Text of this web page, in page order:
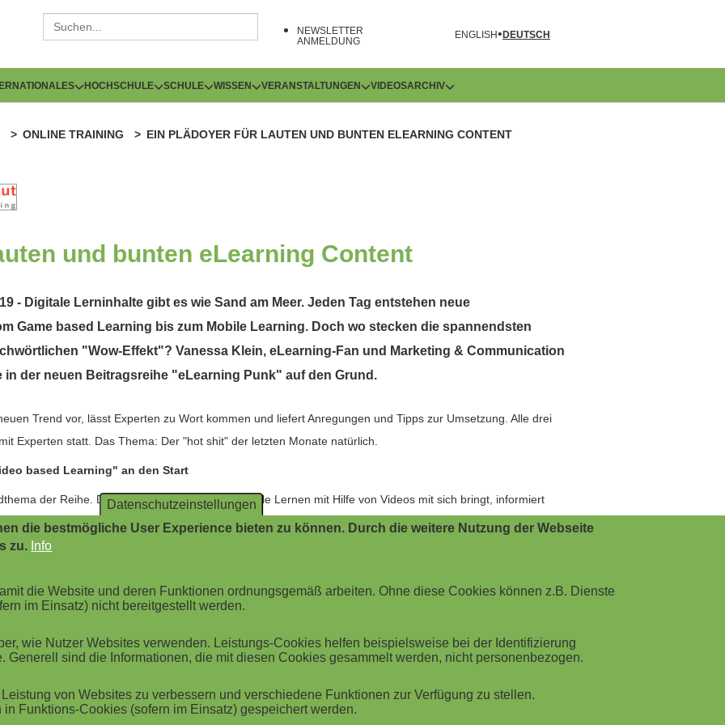
NEWSLETTER
ANMELDUNG
ENGLISH DEUTSCH
HOCHSCHULE SCHULE WISSEN VERANSTALTUNGEN VIDEOSARCHIV
ONLINE TRAINING EIN PLÄDOYER FÜR LAUTEN UND BUNTEN ELEARNING CONTENT
und bunten eLearning Content
- Digitale Lerninhalte gibt es wie Sand am Meer. Jeden Tag entstehen neue
Game based Learning bis zum Mobile Learning. Doch wo stecken die spannendsten
"Wow-Effekt"? Vanessa Klein, eLearning-Fan und Marketing & Communication
in der neuen Beitragsreihe "eLearning Punk" auf den Grund.
Trend vor, lässt Experten zu Wort kommen und liefert Anregungen und Tipps zur Umsetzung. Alle drei
Experten statt. Das Thema: Der "hot shit" der letzten Monate natürlich.
based Learning" an den Start
der Reihe. Der Beitrag verrät, welche Vorteile Lernen mit Hilfe von Videos mit sich bringt, informiert
und liefert Tipps zur Erstellung von Trainingsvideos.
GAME BASED LEARNING MOBILE LEARNING
Datenschutzeinstellungen
die bestmögliche User Experience bieten zu können. Durch die weitere Nutzung der Webseite
zu. Info
die Website und deren Funktionen ordnungsgemäß arbeiten. Ohne diese Cookies können z.B. Dienste
im Einsatz) nicht bereitgestellt werden.
wie Nutzer Websites verwenden. Leistungs-Cookies helfen beispielsweise bei der Identifizierung
Generell sind die Informationen, die mit diesen Cookies gesammelt werden, nicht personenbezogen.
von Websites zu verbessern und verschiedene Funktionen zur Verfügung zu stellen.
Funktions-Cookies (sofern im Einsatz) gespeichert werden.